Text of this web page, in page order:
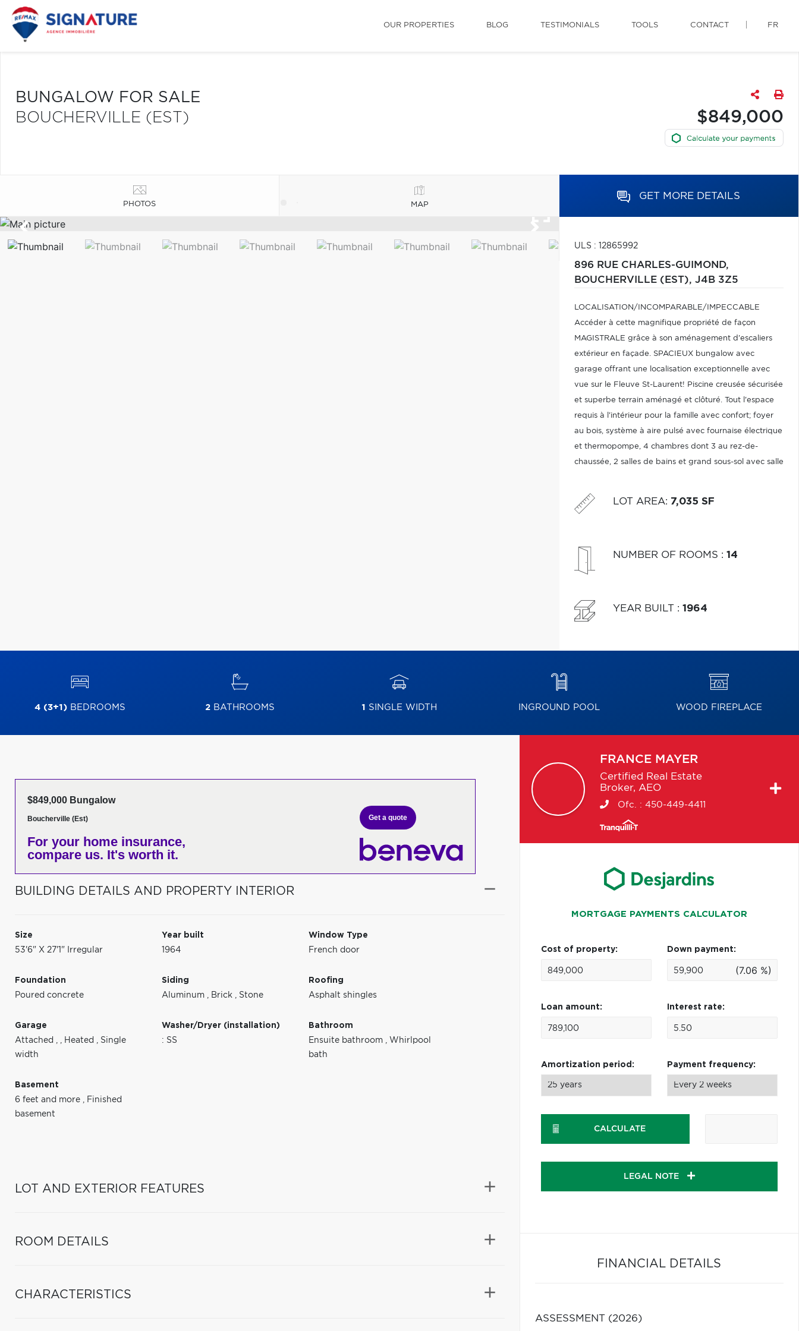
OUR PROPERTIES BLOG TESTIMONIALS TOOLS CONTACT FR
BUNGALOW FOR SALE
BOUCHERVILLE (EST)
$849,000
PHOTOS MAP
GET MORE DETAILS
ULS : 12865992
896 RUE CHARLES-GUIMOND,
BOUCHERVILLE (EST), J4B 3Z5
LOCALISATION/INCOMPARABLE/IMPECCABLE
Accéder à cette magnifique propriété de façon
MAGISTRALE grâce à son aménagement d'escaliers
extérieur en façade. SPACIEUX bungalow avec
garage offrant une localisation exceptionnelle avec
vue sur le Fleuve St-Laurent! Piscine creusée sécurisée
et superbe terrain aménagé et clôturé. Tout l'espace
requis à l'intérieur pour la famille avec confort; foyer
au bois, système à aire pulsé avec fournaise électrique
et thermopompe, 4 chambres dont 3 au rez-de-
chaussée, 2 salles de bains et grand sous-sol avec salle
Entretenue avec très grand soin! VOTRE CHOIX!
LOT AREA: 7,035 SF
NUMBER OF ROOMS : 14
YEAR BUILT : 1964
4 (3+1)BEDROOMS 2BATHROOMS 1 SINGLE WIDTH INGROUND POOL WOOD FIREPLACE
$849,000 Bungalow
Boucherville (Est)
For your home insurance,
compare us. It's worth it.
Get a quote
BUILDING DETAILS AND PROPERTY INTERIOR
Size
53'6" X 27'1" Irregular
Year built
1964
Window Type
French door
Foundation
Poured concrete
Siding
Aluminum , Brick , Stone
Roofing
Asphalt shingles
Garage
Attached , , Heated , Single
width
Washer/Dryer (installation)
: SS
Bathroom
Ensuite bathroom , Whirlpool
bath
Basement
6 feet and more , Finished
basement
LOT AND EXTERIOR FEATURES
ROOM DETAILS
CHARACTERISTICS
FRANCE MAYER
Certified Real Estate
Broker, AEO
Ofc. : 450-449-4411
MORTGAGE PAYMENTS CALCULATOR
Cost of property: Down payment:
(7.06 %)
Loan amount: Interest rate:
Amortization period: Payment frequency:
CALCULATE
LEGAL NOTE
FINANCIAL DETAILS
ASSESSMENT (2026)